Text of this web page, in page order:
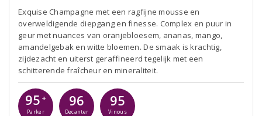
Exquise Champagne met een ragfijne mousse en
overweldigende diepgang en finesse. Complex en puur in
geur met nuances van oranjebloesem, ananas, mango,
amandelgebak en witte bloemen. De smaak is krachtig,
zijdezacht en uiterst geraffineerd tegelijk met een
schitterende fraîcheur en mineraliteit.
95 +
Parker
96
Decanter
95
Vinous